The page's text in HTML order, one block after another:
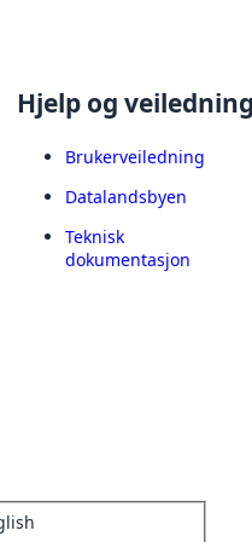
Hjelp og
Brukerveiledning
Datalandsbyen
Teknisk
dokumentasjon